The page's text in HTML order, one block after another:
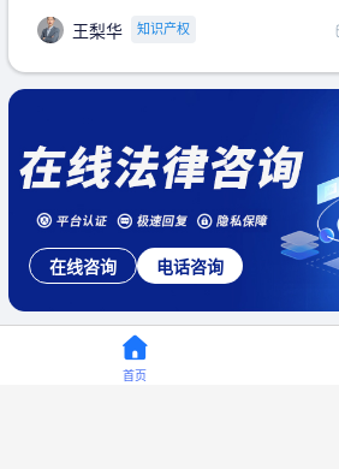
产生视觉影响，及现有设计抗辩与专利
无效再审改判可以执行回转 【承办律
师】 王梨华 浙江杭知桥律师事务所 【案
民再2
王梨华 知识产权
在线咨询 电话咨询
首页